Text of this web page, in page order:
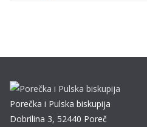
Porečka i Pulska biskupija
Dobrilina 3, 52440 Poreč